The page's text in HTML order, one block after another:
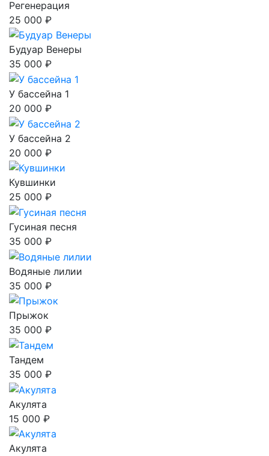
Регенерация
25 000 ₽
Будуар Венеры
35 000 ₽
У бассейна 1
20 000 ₽
У бассейна 2
20 000 ₽
Кувшинки
25 000 ₽
Гусиная песня
35 000 ₽
Водяные лилии
35 000 ₽
Прыжок
35 000 ₽
Тандем
35 000 ₽
Акулята
15 000 ₽
Акулята